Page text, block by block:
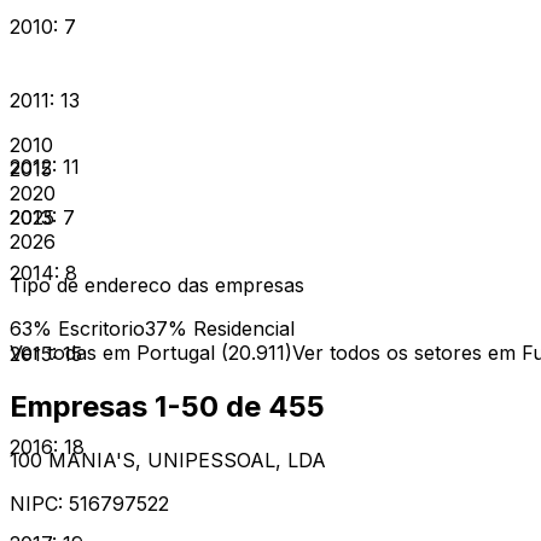
2010: 7
2011: 13
2012: 11
2013: 7
2014:8
2015:15
2016: 18
2010
2015
2020
2025
2026
Tipo de endereco das empresas
63% Escritorio37% Residencial
Ver todas em Portugal (20.911)Ver todos os setores em
Empresas 1-50 de 455
100 MANIA'S, UNIPESSOAL, LDA
NIPC: 516797522